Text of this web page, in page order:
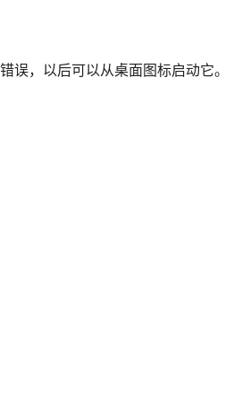
误，以后可以从桌面图标启动它。